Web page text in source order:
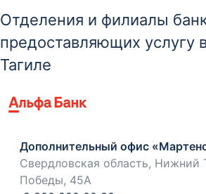
Отделения и филиалы
предоставляющих услугу
Тагиле
Дополнительный офис
Свердловская область, Нижний
Победы, 45А